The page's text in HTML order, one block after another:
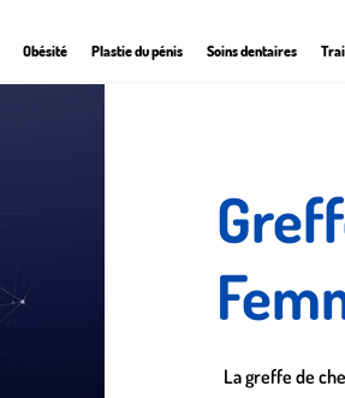
Obésité Plastie du pénis Soins dentaires
La greffe de